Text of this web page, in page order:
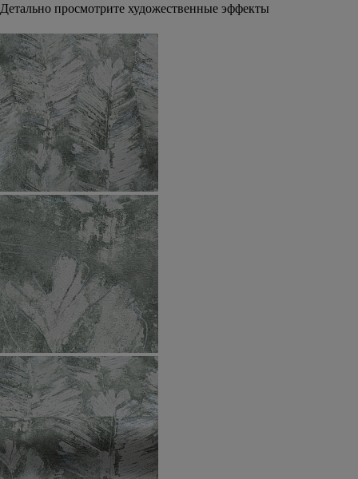
Детально просмотрите художественные эффекты